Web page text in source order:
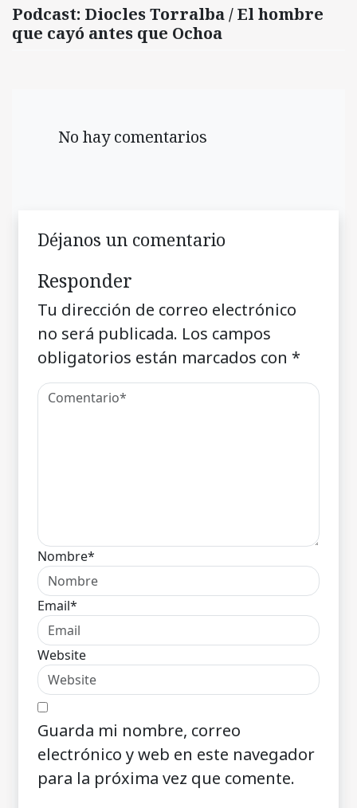
Podcast: Diocles Torralba / El hombre
que cayó antes que Ochoa
No hay comentarios
Déjanos un comentario
Responder
Tu dirección de correo electrónico
no será publicada. Los campos
obligatorios están marcados con *
Nombre*
Email*
Website
Guarda mi nombre, correo
electrónico y web en este navegador
para la próxima vez que comente.